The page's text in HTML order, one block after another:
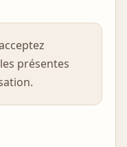
présentes